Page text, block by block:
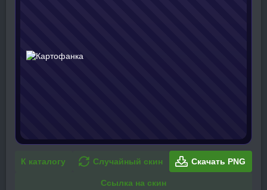
К каталогу Случайный скин Скачать PNG
Ссылка на скин